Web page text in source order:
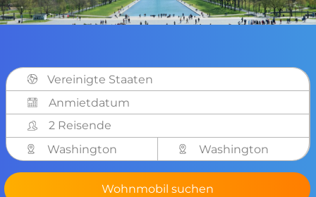
Sie können uns auch eine E-Mail senden.
Vereinigte Staaten
2 Reisende
Washington
Washington
Wohnmobil suchen